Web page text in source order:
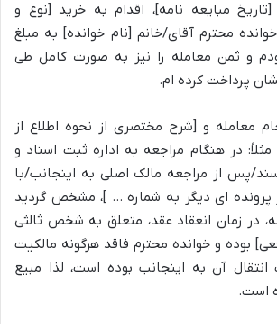
مبایعه نامه]، اقدام به خرید [نوع و
محترم آقای/خانم [نام خوانده] به مبلغ
و ثمن معامله را نیز به صورت کامل طی
پرداخت کرده ام.
معامله و [شرح مختصری از نحوه اطلاع از
در هنگام مراجعه به اداره ثبت اسناد و
پس از مراجعه مالک اصلی به اینجانب/با
پرونده ای دیگر به شماره … ]، مشخص گردید
در زمان انعقاد عقد، متعلق به شخص ثالثی
بوده و خوانده محترم فاقد هرگونه مالکیت
آن به اینجانب بوده است، لذا مبیع
است.